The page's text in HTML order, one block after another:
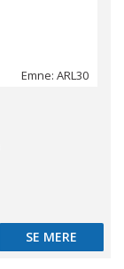
Emne: ARL30
SE MERE
SE MERE